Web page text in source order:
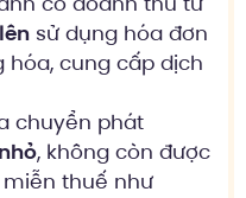
sử dụng hóa đơn
hóa, cung cấp dịch
chuyển phát
, không còn được
thuế như